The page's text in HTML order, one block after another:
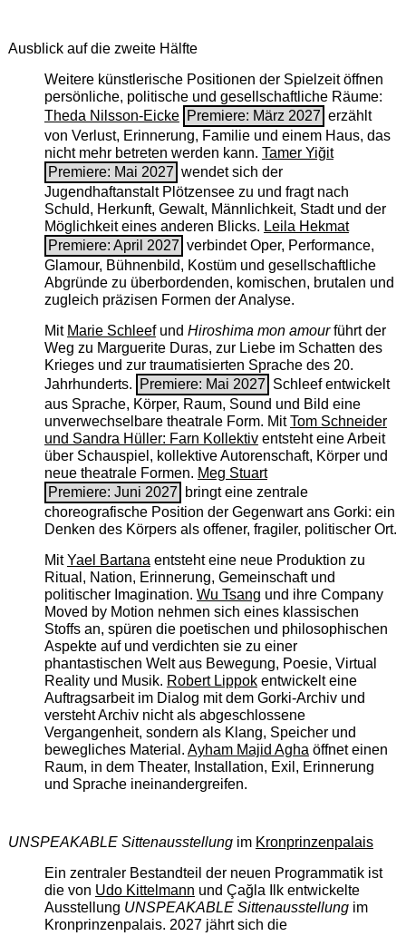
Ausblick auf die zweite Hälfte
Weitere künstlerische Positionen der Spielzeit öffnen
persönliche, politische und gesellschaftliche Räume:
Theda Nilsson-Eicke Premiere: März 2027 erzählt
von Verlust, Erinnerung, Familie und einem Haus, das
nicht mehr betreten werden kann. Tamer Yiğit
Premiere: Mai 2027 wendet sich der
Jugendhaftanstalt Plötzensee zu und fragt nach
Schuld, Herkunft, Gewalt, Männlichkeit, Stadt und der
Möglichkeit eines anderen Blicks. Leila Hekmat
Premiere: April 2027 verbindet Oper, Performance,
Glamour, Bühnenbild, Kostüm und gesellschaftliche
Abgründe zu überbordenden, komischen, brutalen und
zugleich präzisen Formen der Analyse.
Mit Marie Schleefund Hiroshima mon amourführt der
Weg zu Marguerite Duras, zur Liebe im Schatten des
Krieges und zur traumatisierten Sprache des 20.
Jahrhunderts.
Premiere: Mai 2027 Schleef entwickelt
aus Sprache, Körper, Raum, Sound und Bild eine
unverwechselbare theatrale Form. MitTom Schneider
und Sandra Hüller: Farn Kollektiventsteht eine Arbeit
über Schauspiel, kollektive Autorenschaft, Körper und
neue theatrale Formen. Meg Stuart
Premiere: Juni 2027
bringt eine zentrale
choreografische Position der Gegenwart ans Gorki: ein
Denken des Körpers als offener, fragiler, politischer Ort.
MitYael Bartanaentsteht eine neue Produktion zu
Ritual, Nation, Erinnerung, Gemeinschaft und
politischer Imagination. Wu Tsang und ihre Company
Moved by Motion nehmen sich eines klassischen
Stoffs an, spüren die poetischen und philosophischen
Aspekte auf und verdichten sie zu einer
phantastischen Welt aus Bewegung, Poesie, Virtual
Reality und Musik. Robert Lippokentwickelt eine
Auftragsarbeit im Dialog mit dem Gorki-Archiv und
versteht Archiv nicht als abgeschlossene
Vergangenheit, sondern als Klang, Speicher und
bewegliches Material. Ayham Majid Aghaöffnet einen
Raum, in dem Theater, Installation, Exil, Erinnerung
und Sprache ineinandergreifen.
UNSPEAKABLE Sittenausstellungim Kronprinzenpalais
Ein zentraler Bestandteil der neuen Programmatik ist
die von Udo Kittelmann und Çağla Ilk entwickelte
Ausstellung UNSPEAKABLE Sittenausstellungim
Kronprinzenpalais. 2027 jährt sich die